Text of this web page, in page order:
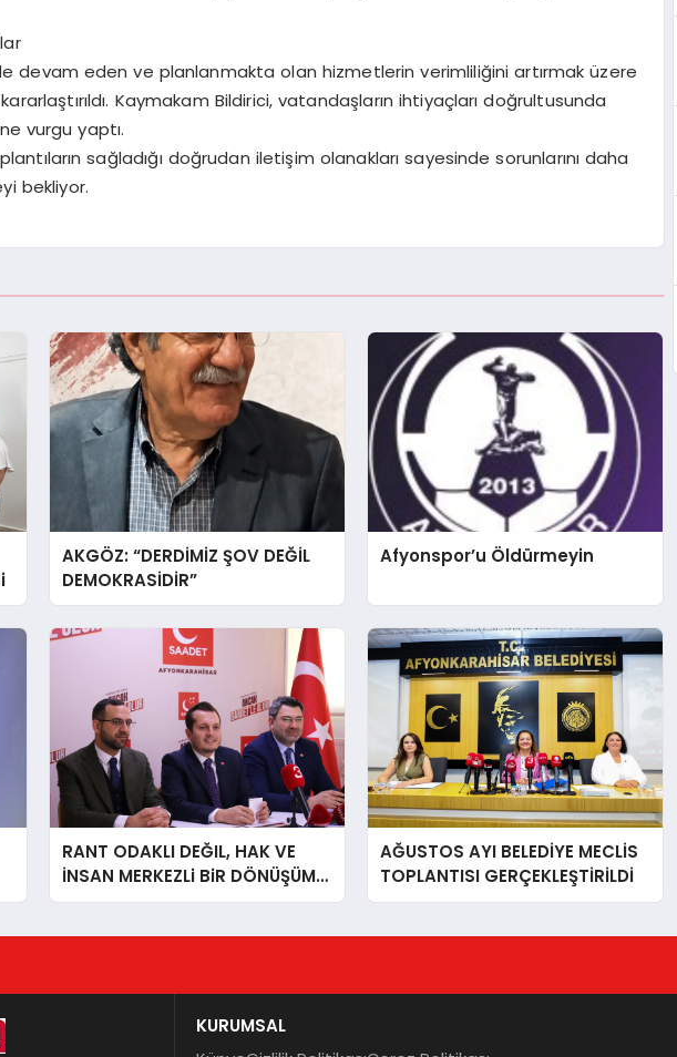
devam eden ve planlanmakta olan hizmetlerin verimliliğini artırmak üzere
Kaymakam Bildirici, vatandaşların ihtiyaçları doğrultusunda
vurgu yaptı.
sağladığı doğrudan iletişim olanakları sayesinde sorunlarını daha
bekliyor.
AKGÖZ: “DERDİMİZ ŞOV DEĞİL
DEMOKRASİDİR”
Afyonspor’u Öldürmeyin
RANT ODAKLI DEĞIL, HAK VE
İNSAN MERKEZLi BiR DÖNÜŞÜM
İÇiN AFYONKARAHiSAR’IN
AĞUSTOS AYI BELEDİYE MECLİS
TOPLANTISI GERÇEKLEŞTİRİLDİ
KURUMSAL